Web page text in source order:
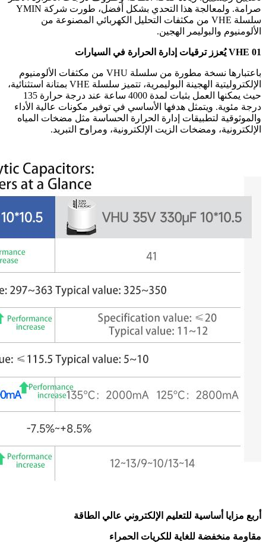
صرامة. ولمعالجة هذا التحدي بشكل أفضل، طورت شركة YMIN
سلسلة VHE من مكثفات التحليل الكهربائي المصنوعة من
الألومنيوم والبوليمر الهجين.
01 VHE يُعزز ترقيات إدارة الحرارة في السيارات
باعتبارها نسخة مطورة من سلسلة VHU من مكثفات الألومنيوم
الإلكتروليتية الهجينة البوليمرية، تتميز سلسلة VHE بمتانة استثنائية،
حيث يمكنها العمل بثبات لمدة 4000 ساعة عند درجة حرارة 135
درجة مئوية. ويتمثل هدفها الأساسي في توفير مكونات عالية الأداء
والموثوقية لتطبيقات إدارة الحرارة الحساسة مثل مضخات المياه
الإلكترونية، ومضخات الزيت الإلكترونية، ومراوح التبريد.
أربع مزايا أساسية للتعليم الإلكتروني عالي الطاقة
مقاومة منخفضة للغاية للكريات الحمراء